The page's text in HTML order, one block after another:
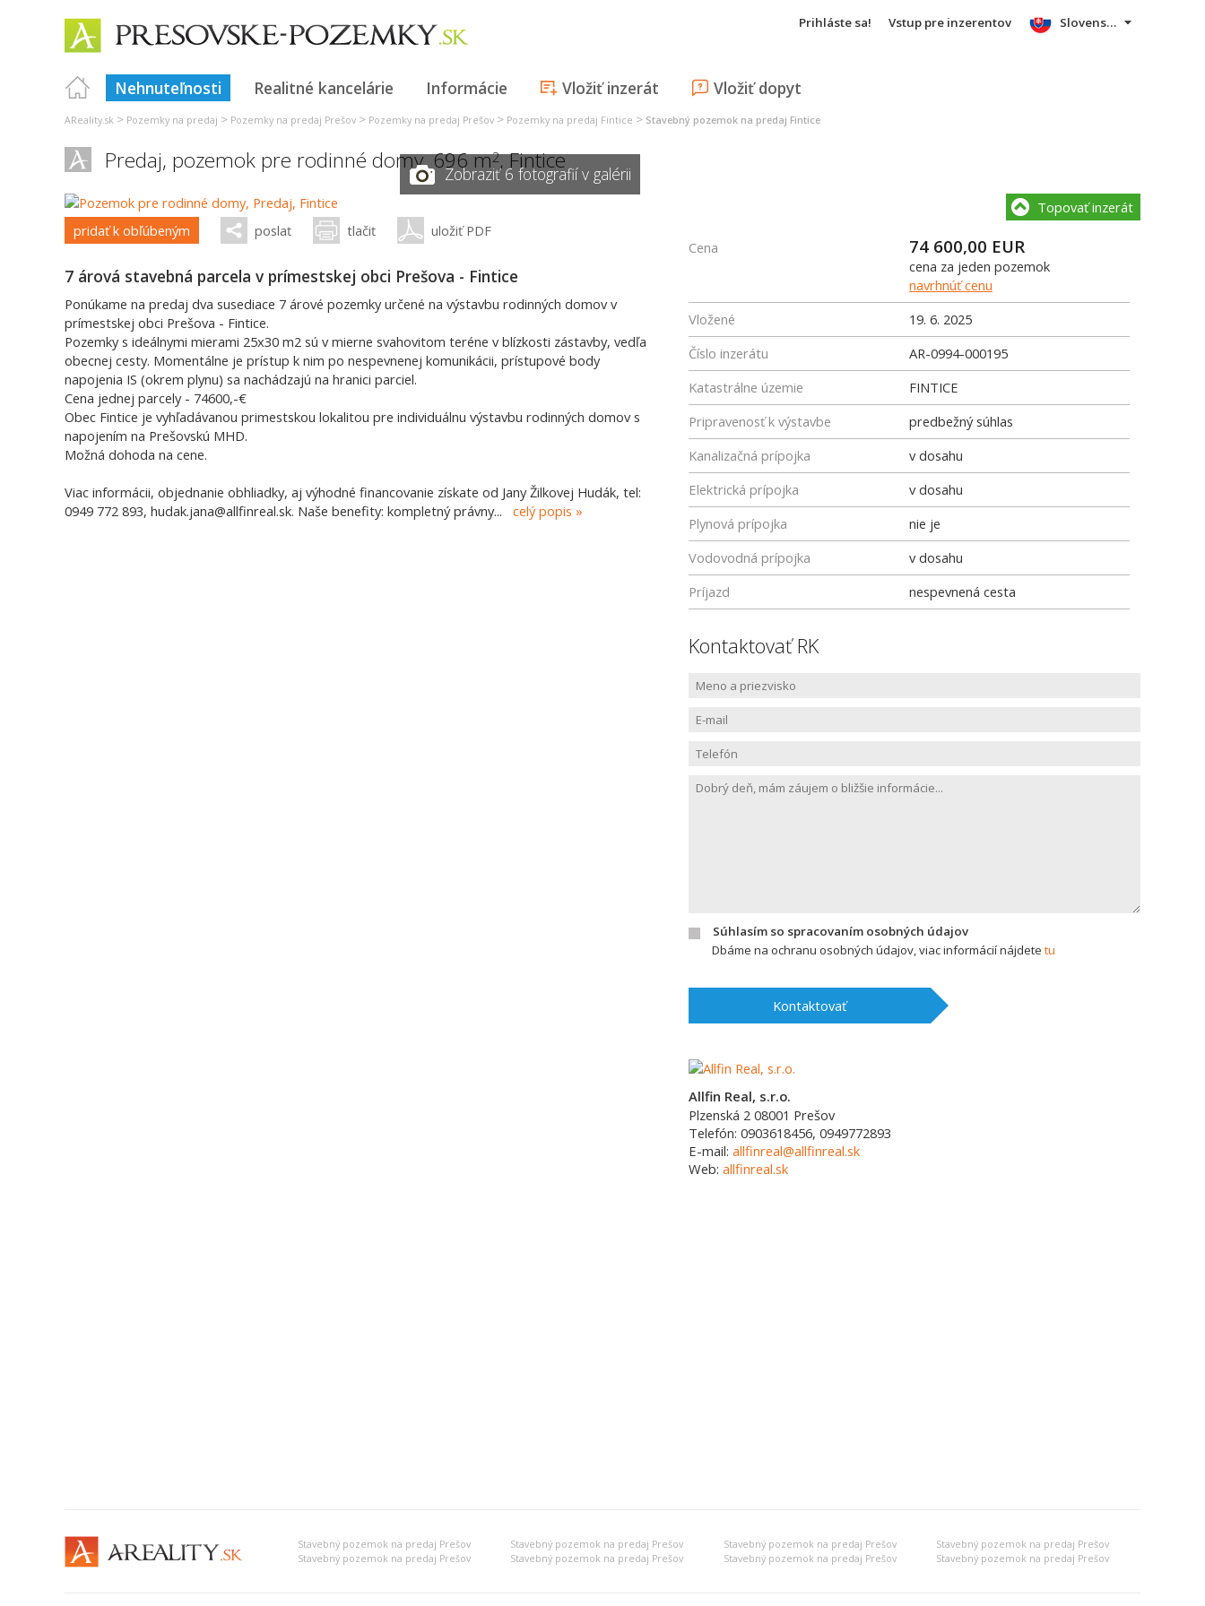
Prihláste sa! Vstup pre inzerentov
Nehnuteľnosti Realitné kancelárie Informácie Vložiť inzerát Vložiť dopyt
Slovensky
AReality.sk > Pozemky na predaj > Pozemky na predaj Prešov > Pozemky na predaj Prešov > Pozemky na predaj Fintice > Stavebný pozemok na predaj Fintice
Predaj, pozemok pre rodinné domy, 696 m2,Fintice
Zobraziť 6 fotografií v galérii
pridať k obľúbeným poslať tlačiť uložiť PDF
7 árová stavebná parcela v prímestskej obci Prešova - Fintice
Ponúkame na predaj dva susediace 7 árové pozemky určené na výstavbu rodinných domov v
prímestskej obci Prešova - Fintice.
Pozemky s ideálnymi mierami 25x30 m2 sú v mierne svahovitom teréne v blízkosti zástavby, vedľa
obecnej cesty. Momentálne je prístup k nim po nespevnenej komunikácii, prístupové body
napojenia IS (okrem plynu) sa nachádzajú na hranici parciel.
Cena jednej parcely - 74600,-€
Obec Fintice je vyhľadávanou primestskou lokalitou pre individuálnu výstavbu rodinných domov s
napojením na Prešovskú MHD.
Možná dohoda na cene.
Viac informácii, objednanie obhliadky, aj výhodné financovanie získate od Jany Žilkovej Hudák, tel:
0949 772 893, hudak.jana@allfinreal.sk. Naše benefity: kompletný právny... celý popis
Topovať inzerát
Cena 74 600,00 EUR
cena za jeden pozemok
navrhnúť cenu
Vložené
19. 6. 2025
Číslo inzerátu
AR-0994-000195
Katastrálne územie
FINTICE
Pripravenosť k výstavbe
predbežný súhlas
Kanalizačná prípojka
v dosahu
Elektrická prípojka
v dosahu
Plynová prípojka
nie je
Vodovodná prípojka
v dosahu
Príjazd
nespevnená cesta
Kontaktovať RK
Súhlasím so spracovaním osobných údajov
Dbáme na ochranu osobných údajov, viac informácií nájdete tu
Kontaktovať
Allfin Real, s.r.o.
Plzenská 2 08001 Prešov
Telefón: 0903618456, 0949772893
E-mail: allfinreal@allfinreal.sk
Web: allfinreal.sk
Stavebný pozemok na predaj Prešov Stavebný pozemok na predaj Prešov Stavebný pozemok na predaj Prešov
Stavebný pozemok na predaj Prešov
Stavebný pozemok na predaj Prešov
Stavebný pozemok na predaj Prešov Stavebný pozemok na predaj Prešov Stavebný pozemok na predaj Prešov